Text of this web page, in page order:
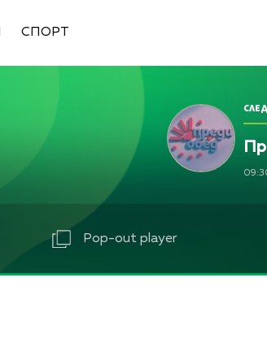
СПОРТ
Pop-out player